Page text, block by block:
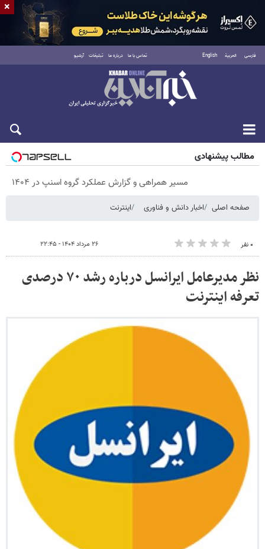
فارسی العربية English تماس با ما درباره ما تبلیغات آرشیو
پنجشنبه ۱۵ مرداد ۱۴۰۵
مطالب پیشنهادی
مسیر همراهی و گزارش عملکرد گروه اسنپ در ۱۴۰۴
صفحه اصلی اخبار دانش و فناوری اینترنت
۰ نفر ۲۶ مرداد ۱۴۰۴ - ۲۲:۴۵
نظر مدیرعامل ایرانسل درباره رشد ۷۰ درصدی
تعرفه اینترنت
×